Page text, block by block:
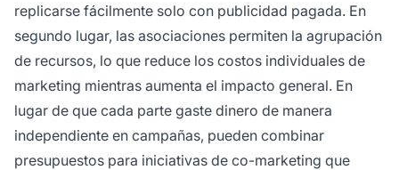
replicarse fácilmente solo con publicidad pagada. En
segundo lugar, las asociaciones permiten la agrupación
de recursos, lo que reduce los costos individuales de
marketing mientras aumenta el impacto general. En
lugar de que cada parte gaste dinero de manera
independiente en campañas, pueden combinar
presupuestos para iniciativas de co-marketing que